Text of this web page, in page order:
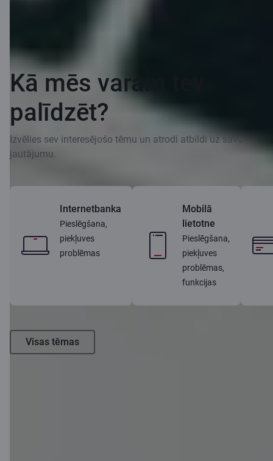
Kā mēs varam tev
palīdzēt?
Izvēlies sev interesējošo tēmu un atrodi atbildi uz savu
jautājumu.
Internetbanka
Pieslēgšana,
piekļuves
problēmas
Mobilā
lietotne
Pieslēgšana,
piekļuves
problēmas,
funkcijas
Visas tēmas